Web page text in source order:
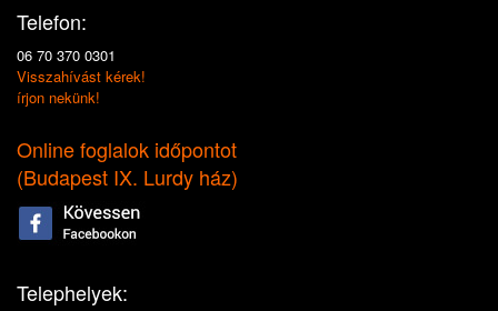
Telefon:
06 70 370 0301
Visszahívást kérek!
írjon nekünk!
Online foglalok időpontot
(Budapest IX. Lurdy ház)
Telephelyek: